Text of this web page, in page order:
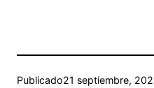
Publicado21 septiembre,